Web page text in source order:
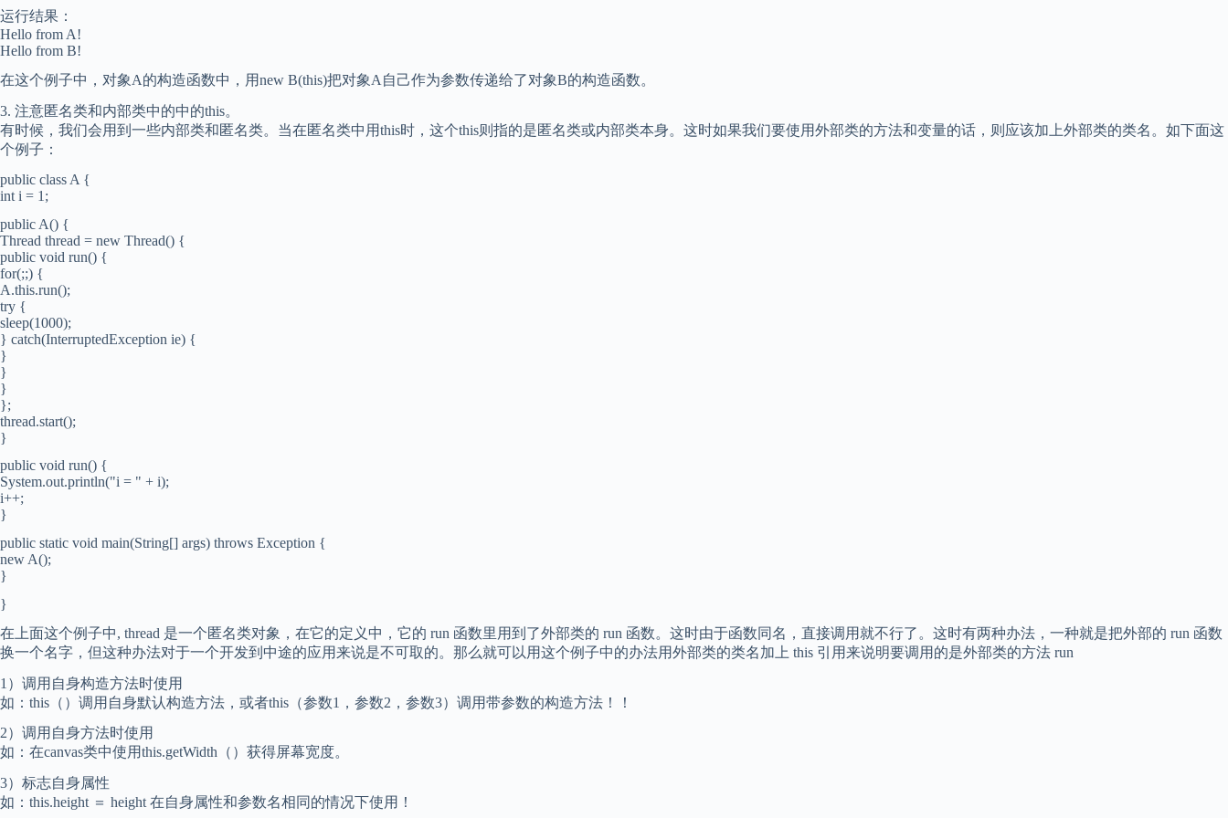
运行结果：
Hello from A!
Hello from B!
在这个例子中，对象A的构造函数中，用new B(this)把对象A自己作为参数传递给了对象B的构造函数。
3. 注意匿名类和内部类中的中的this。
有时候，我们会用到一些内部类和匿名类。当在匿名类中用this时，这个this则指的是匿名类或内部类本身。这时如果我们要使用外部类的方法和变量的话，则应该加上外部类的类名。如下面这
个例子：
public class A {
int i = 1;
public A() {
Thread thread = new Thread() {
public void run() {
for(;;) {
A.this.run();
try {
sleep(1000);
} catch(InterruptedException ie) {
}
}
}
};
thread.start();
}
public void run() {
System.out.println("i = " + i);
i++;
}
public static void main(String[] args) throws Exception {
new A();
}
}
在上面这个例子中, thread 是一个匿名类对象，在它的定义中，它的 run 函数里用到了外部类的 run 函数。这时由于函数同名，直接调用就不行了。这时有两种办法，一种就是把外部的 run 函数
换一个名字，但这种办法对于一个开发到中途的应用来说是不可取的。那么就可以用这个例子中的办法用外部类的类名加上 this 引用来说明要调用的是外部类的方法 run
1）调用自身构造方法时使用
如：this（）调用自身默认构造方法，或者this（参数1，参数2，参数3）调用带参数的构造方法！！
2）调用自身方法时使用
如：在canvas类中使用this.getWidth（）获得屏幕宽度。
3）标志自身属性
如：this.height ＝ height 在自身属性和参数名相同的情况下使用！